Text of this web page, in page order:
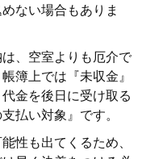
ない場合もありま
、空室よりも厄介で
簿上では『未収金』
金を後日に受け取る
払い対象』です。
性も出てくるため、